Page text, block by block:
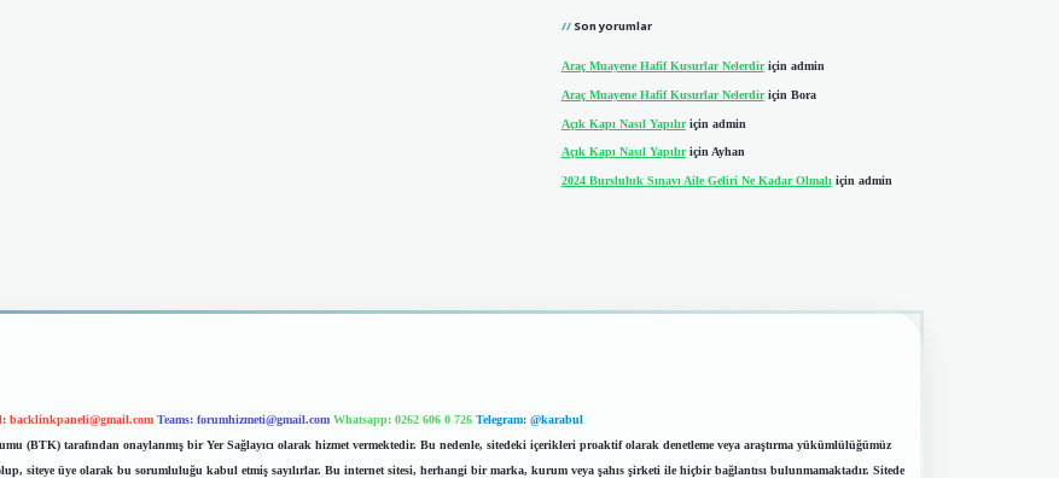
Son yorumlar
Araç Muayene Hafif Kusurlar Nelerdiriçin admin
Araç Muayene Hafif Kusurlar Nelerdiriçin Bora
Açık Kapı Nasıl Yapılıriçin admin
Açık Kapı Nasıl Yapılıriçin Ayhan
2024 Bursluluk Sınavı Aile Geliri Ne Kadar Olmalıiçin admin
backlinkpaneli@gmail.com Teams: forumhizmeti@gmail.com Whatsapp: 0262 606 0 726 Telegram: @karabul
(BTK) tarafından onaylanmış bir Yer Sağlayıcı olarak hizmet vermektedir. Bu nedenle, sitedeki içerikleri proaktif olarak denetleme veya araştırma yükümlülüğümüz
siteye üye olarak bu sorumluluğu kabul etmiş sayılırlar. Bu internet sitesi, herhangi bir marka, kurum veya şahıs şirketi ile hiçbir bağlantısı bulunmamaktadır. Sitede